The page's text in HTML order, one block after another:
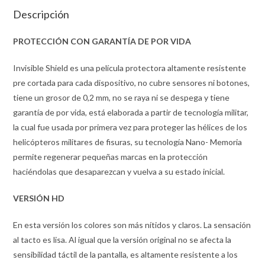
Descripción
PROTECCIÓN CON GARANTÍA DE POR VIDA
Invisible Shield es una película protectora altamente resistente
pre cortada para cada dispositivo, no cubre sensores ni botones,
tiene un grosor de 0,2 mm, no se raya ni se despega y tiene
garantía de por vida, está elaborada a partir de tecnología militar,
la cual fue usada por primera vez para proteger las hélices de los
helicópteros militares de fisuras, su tecnología Nano- Memoria
permite regenerar pequeñas marcas en la protección
haciéndolas que desaparezcan y vuelva a su estado inicial.
VERSIÓN HD
En esta versión los colores son más nítidos y claros. La sensación
al tacto es lisa. Al igual que la versión original no se afecta la
sensibilidad táctil de la pantalla, es altamente resistente a los